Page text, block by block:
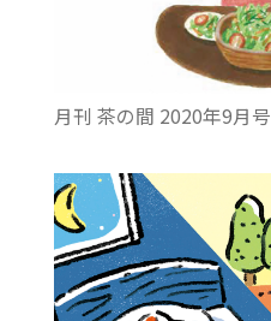
月刊 茶の間 2020年9月号